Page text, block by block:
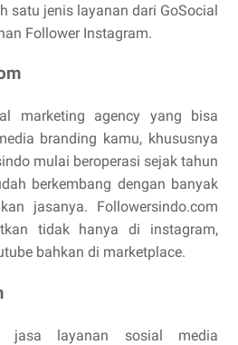
satu jenis layanan dari GoSocial
Follower Instagram.
marketing agency yang bisa
branding kamu, khususnya
mulai beroperasi sejak tahun
berkembang dengan banyak
jasanya. Followersindo.com
tidak hanya di instagram,
bahkan di marketplace.
jasa layanan sosial media